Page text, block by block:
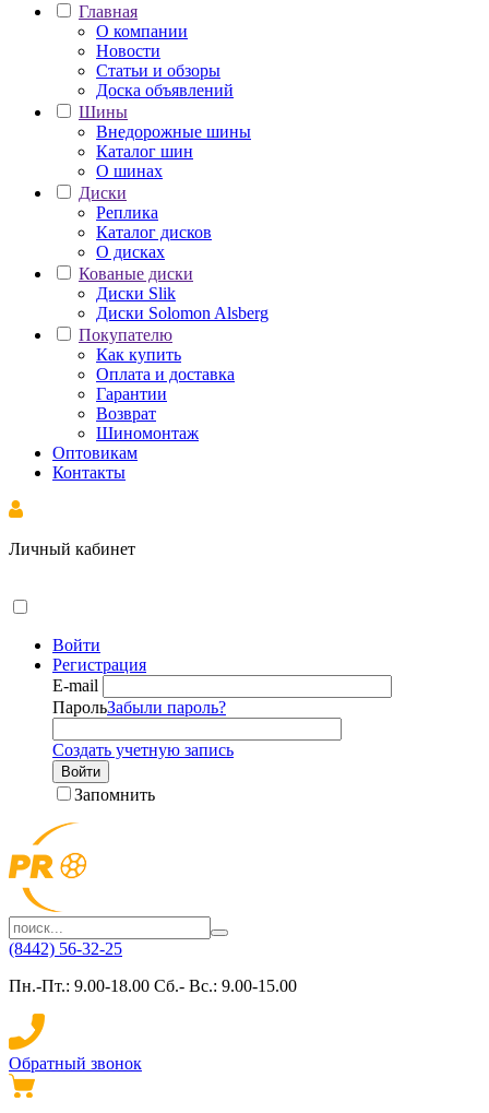
Главная
О компании
Новости
Статьи и обзоры
Доска объявлений
Шины
Внедорожные шины
Каталог шин
О шинах
Диски
Реплика
Каталог дисков
О дисках
Кованые диски
Диски Slik
Диски Solomon Alsberg
Покупателю
Как купить
Оплата и доставка
Гарантии
Возврат
Шиномонтаж
Оптовикам
Контакты
Личный кабинет
Войти
Регистрация
E-mail
ПарольЗабыли пароль?
Создать учетную запись
Войти
Запомнить
(8442) 56-32-25
Пн.-Пт.: 9.00-18.00 Сб.- Вс.: 9.00-15.00
Обратный звонок